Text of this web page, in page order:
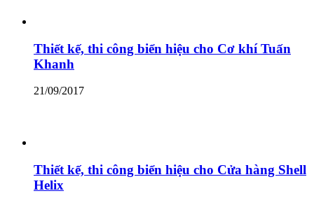
Thiết kế, thi công biển hiệu cho Cơ khí Tuấn
Khanh
21/09/2017
Thiết kế, thi công biển hiệu cho Cửa hàng Shell
Helix